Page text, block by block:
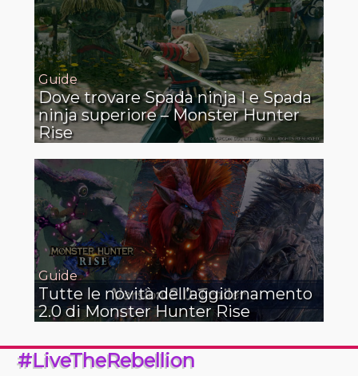
Guide
Dove trovare Spada ninja I e Spada
ninja superiore – Monster Hunter
Rise
Guide
Tutte le novità dell’aggiornamento
2.0 di Monster Hunter Rise
#LiveTheRebellion